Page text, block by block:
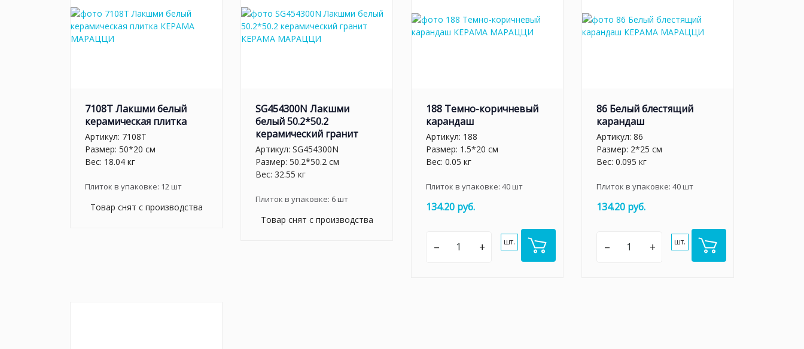
7108T Лакшми белый
керамическая плитка
Артикул: 7108T
Размер: 50*20 см
Вес: 18.04 кг
Плиток в упаковке: 12 шт
Товар снят с производства
SG454300N Лакшми
белый 50.2*50.2
керамический гранит
Артикул: SG454300N
Размер: 50.2*50.2 см
Вес: 32.55 кг
Плиток в упаковке: 6шт
Товар снят с производства
188 Темно-коричневый
карандаш
Артикул: 188
Размер: 1.5*20 см
Вес: 0.05 кг
Плиток в упаковке: 40шт
134.20 руб.
– + шт.
86 Белый блестящий
карандаш
Артикул: 86
Размер: 2*25 см
Вес: 0.095 кг
Плиток в упаковке: 40шт
134.20 руб.
– + шт.